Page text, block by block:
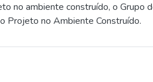
no ambiente construído, o Grupo
Projeto no Ambiente Construído.